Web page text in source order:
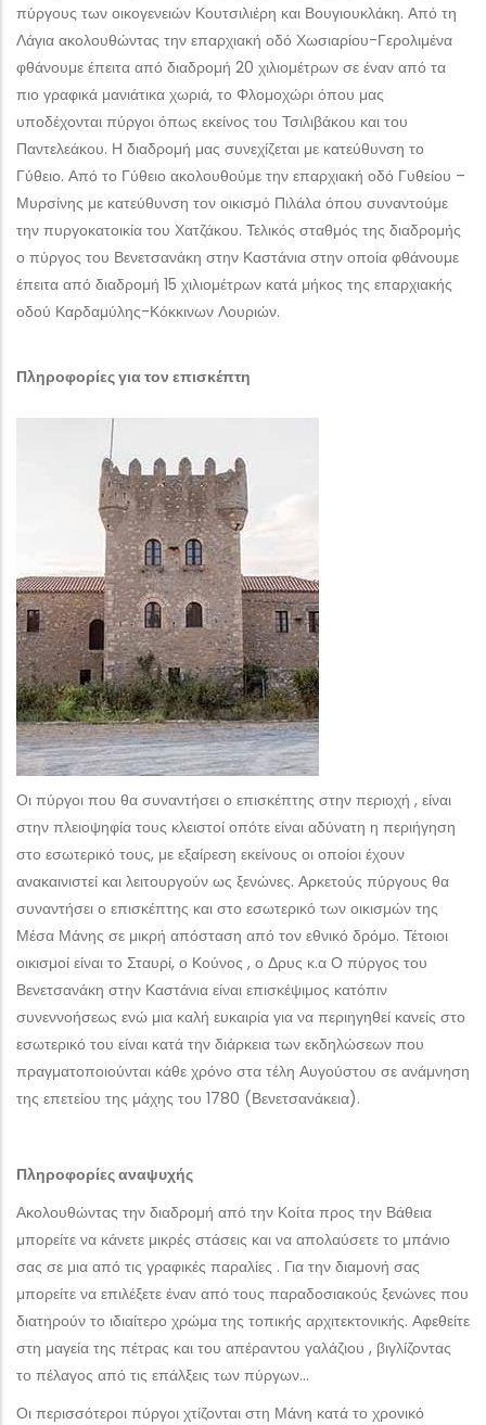
πύργους των οικογενειών Κουτσιλιέρη και Βουγιουκλάκη. Από τη
Λάγια ακολουθώντας την επαρχιακή οδό Χωσιαρίου-Γερολιμένα
φθάνουμε έπειτα από διαδρομή 20 χιλιομέτρων σε έναν από τα
πιο γραφικά μανιάτικα χωριά, το Φλομοχώρι όπου μας
υποδέχονται πύργοι όπως εκείνος του Τσιλιβάκου και του
Παντελεάκου. Η διαδρομή μας συνεχίζεται με κατεύθυνση το
Γύθειο. Από το Γύθειο ακολουθούμε την επαρχιακή οδό Γυθείου –
Μυρσίνης με κατεύθυνση τον οικισμό Πιλάλα όπου συναντούμε
την πυργοκατοικία του Χατζάκου. Τελικός σταθμός της διαδρομής
ο πύργος του Βενετσανάκη στην Καστάνια στην οποία φθάνουμε
έπειτα από διαδρομή 15 χιλιομέτρων κατά μήκος της επαρχιακής
οδού Καρδαμύλης-Κόκκινων Λουριών.
Πληροφορίες για τον επισκέπτη
Οι πύργοι που θα συναντήσει ο επισκέπτης στην περιοχή , είναι
στην πλειοψηφία τους κλειστοί οπότε είναι αδύνατη η περιήγηση
στο εσωτερικό τους, με εξαίρεση εκείνους οι οποίοι έχουν
ανακαινιστεί και λειτουργούν ως ξενώνες. Αρκετούς πύργους θα
συναντήσει ο επισκέπτης και στο εσωτερικό των οικισμών της
Μέσα Μάνης σε μικρή απόσταση από τον εθνικό δρόμο. Τέτοιοι
οικισμοί είναι το Σταυρί, ο Κούνος , ο Δρυς κ.α Ο πύργος του
Βενετσανάκη στην Καστάνια είναι επισκέψιμος κατόπιν
συνεννοήσεως ενώ μια καλή ευκαιρία για να περιηγηθεί κανείς στο
εσωτερικό του είναι κατά την διάρκεια των εκδηλώσεων που
πραγματοποιούνται κάθε χρόνο στα τέλη Αυγούστου σε ανάμνηση
της επετείου της μάχης του 1780 (Βενετσανάκεια).
Πληροφορίες αναψυχής
Ακολουθώντας την διαδρομή από την Κοίτα προς την Βάθεια
μπορείτε να κάνετε μικρές στάσεις και να απολαύσετε το μπάνιο
σας σε μια από τις γραφικές παραλίες . Για την διαμονή σας
μπορείτε να επιλέξετε έναν από τους παραδοσιακούς ξενώνες που
διατηρούν το ιδιαίτερο χρώμα της τοπικής αρχιτεκτονικής. Αφεθείτε
στη μαγεία της πέτρας και του απέραντου γαλάζιου , βιγλίζοντας
το πέλαγος από τις επάλξεις των πύργων…
Οι περισσότεροι πύργοι χτίζονται στη Μάνη κατά το χρονικό